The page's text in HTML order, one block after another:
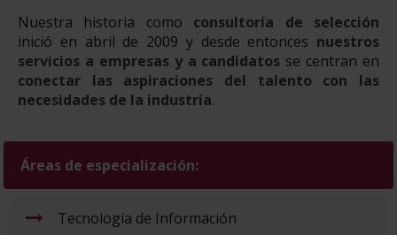
Nuestra historia como consultoría de selección
inició en abril de 2009 y desde entonces nuestros
servicios a empresas y a candidatos se centran en
conectar las aspiraciones del talento con las
necesidades de la industria.
Áreas de especialización:
Tecnología de Información